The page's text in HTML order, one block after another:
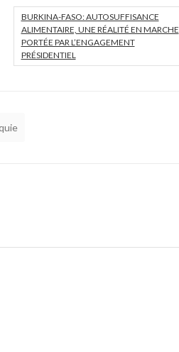
BURKINA-FASO: AUTOSUFFISANCE
ALIMENTAIRE, UNE RÉALITÉ EN MARCHE
PORTÉE PAR L’ENGAGEMENT
PRÉSIDENTIEL